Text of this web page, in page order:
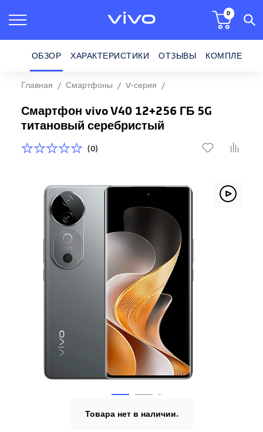
0
Главная Смартфоны
V-серия
Смартфон vivo V40 12+256 ГБ 5G
титановый серебристый
(0)
Товара нет в наличии.
ОБЗОР ХАРАКТЕРИСТИКИ ОТЗЫВЫ КОМПЛЕКТ